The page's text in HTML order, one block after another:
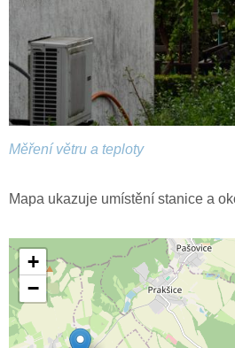
Měření větru a teploty
Mapa ukazuje umístění stanice a
+
−